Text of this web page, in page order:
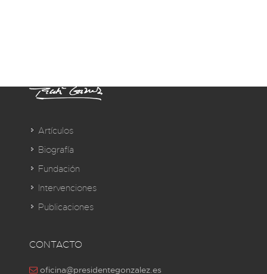
Artículos
Biografía
Fundación
Intervenciones
Publicaciones
CONTACTO
oficina@presidentegonzalez.es